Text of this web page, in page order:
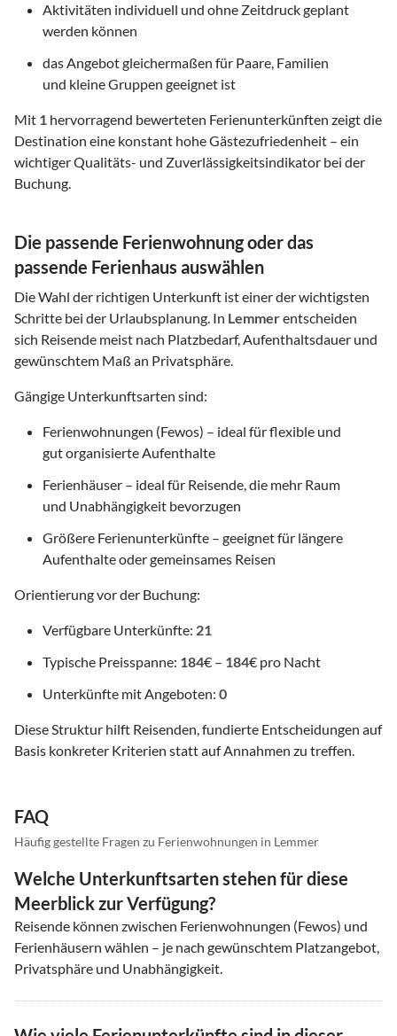
Aktivitäten individuell und ohne Zeitdruck geplant
werden können
das Angebot gleichermaßen für Paare, Familien
und kleine Gruppen geeignet ist
Mit 1 hervorragend bewerteten Ferienunterkünften zeigt die
Destination eine konstant hohe Gästezufriedenheit – ein
wichtiger Qualitäts- und Zuverlässigkeitsindikator bei der
Buchung.
Die passende Ferienwohnung oder das
passende Ferienhaus auswählen
Die Wahl der richtigen Unterkunft ist einer der wichtigsten
Schritte bei der Urlaubsplanung. In Lemmerentscheiden
sich Reisende meist nach Platzbedarf, Aufenthaltsdauer und
gewünschtem Maß an Privatsphäre.
Gängige Unterkunftsarten sind:
Ferienwohnungen (Fewos) – ideal für flexible und
gut organisierte Aufenthalte
Ferienhäuser – ideal für Reisende, die mehr Raum
und Unabhängigkeit bevorzugen
Größere Ferienunterkünfte – geeignet für längere
Aufenthalte oder gemeinsames Reisen
Orientierung vor der Buchung:
Verfügbare Unterkünfte: 21
Typische Preisspanne: 184€ – 184€ pro Nacht
Unterkünfte mit Angeboten: 0
Diese Struktur hilft Reisenden, fundierte Entscheidungen auf
Basis konkreter Kriterien statt auf Annahmen zu treffen.
FAQ
Häufig gestellte Fragen zu Ferienwohnungen in Lemmer
Welche Unterkunftsarten stehen für diese
Meerblick zur Verfügung?
Reisende können zwischen Ferienwohnungen (Fewos) und
Ferienhäusern wählen – je nach gewünschtem Platzangebot,
Privatsphäre und Unabhängigkeit.